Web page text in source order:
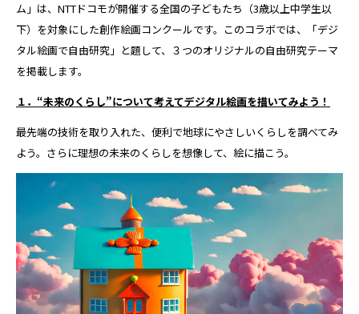
ム」は、NTTドコモが開催する全国の子どもたち（3歳以上中学生以
下）を対象にした創作絵画コンクールです。このコラボでは、「デジ
タル絵画で自由研究」と題して、３つのオリジナルの自由研究テーマ
を掲載します。
１．“未来のくらし”について考えてデジタル絵画を描いてみよう！
最先端の技術を取り入れた、便利で地球にやさしいくらしを調べてみ
よう。さらに理想の未来のくらしを想像して、絵に描こう。